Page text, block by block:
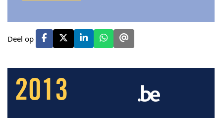
Deel op
2013